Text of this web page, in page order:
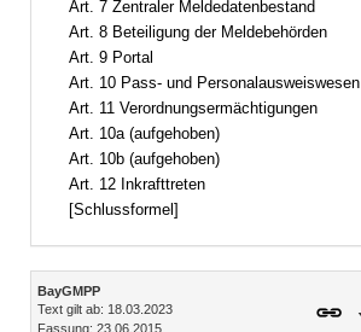
Art. 7 Zentraler Meldedatenbestand
Art. 8 Beteiligung der Meldebehörden
Art. 9 Portal
Art. 10 Pass- und Personalausweiswesen
Art. 11 Verordnungsermächtigungen
Art. 10a (aufgehoben)
Art. 10b (aufgehoben)
Art. 12 Inkrafttreten
[Schlussformel]
Inhalt
BayGMPP
Text gilt ab: 18.03.2023
Fassung: 23.06.2015